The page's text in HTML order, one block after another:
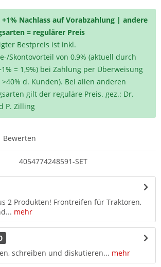
Nachlass auf Vorabzahlung | andere
= regulärer Preis
Bestpreis ist inkl.
Skontovorteil von 0,9% (aktuell durch
= 1,9%) bei Zahlung per Überweisung
d. Kunden). Bei allen anderen
gilt der reguläre Preis. gez.: Dr.
P. Zilling
Bewerten
4054774248591-SET
2 Produkten! Frontreifen für Traktoren,
mehr
schreiben und diskutieren... mehr